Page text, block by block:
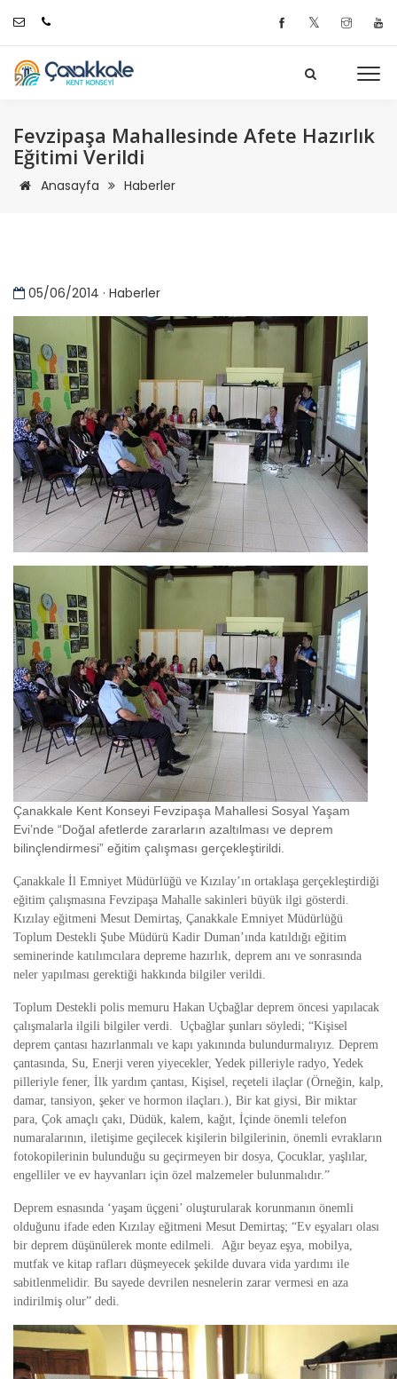
𝕏
Fevzipaşa Mahallesinde Afete Hazırlık
Eğitimi Verildi
Anasayfa Haberler
05/06/2014 · Haberler
Çanakkale Kent Konseyi Fevzipaşa Mahallesi Sosyal Yaşam
Evi’nde “Doğal afetlerde zararların azaltılması ve deprem
bilinçlendirmesi” eğitim çalışması gerçekleştirildi.
Çanakkale İl Emniyet Müdürlüğü ve Kızılay’ın ortaklaşa gerçekleştirdiği
eğitim çalışmasına Fevzipaşa Mahalle sakinleri büyük ilgi gösterdi.
Kızılay eğitmeni Mesut Demirtaş, Çanakkale Emniyet Müdürlüğü
Toplum Destekli Şube Müdürü Kadir Duman’ında katıldığı eğitim
seminerinde katılımcılara depreme hazırlık, deprem anı ve sonrasında
neler yapılması gerektiği hakkında bilgiler verildi.
Toplum Destekli polis memuru Hakan Uçbağlar deprem öncesi yapılacak
çalışmalarla ilgili bilgiler verdi. Uçbağlar şunları söyledi; “Kişisel
deprem çantası hazırlanmalı ve kapı yakınında bulundurmalıyız. Deprem
çantasında, Su, Enerji veren yiyecekler, Yedek pilleriyle radyo, Yedek
pilleriyle fener, İlk yardım çantası, Kişisel, reçeteli ilaçlar (Örneğin, kalp,
damar, tansiyon, şeker ve hormon ilaçları.), Bir kat giysi, Bir miktar
para, Çok amaçlı çakı, Düdük, kalem, kağıt, İçinde önemli telefon
numaralarının, iletişime geçilecek kişilerin bilgilerinin, önemli evrakların
fotokopilerinin bulunduğu su geçirmeyen bir dosya, Çocuklar, yaşlılar,
engelliler ve ev hayvanları için özel malzemeler bulunmalıdır.”
Deprem esnasında ‘yaşam üçgeni’ oluşturularak korunmanın önemli
olduğunu ifade eden Kızılay eğitmeni Mesut Demirtaş; “Ev eşyaları olası
bir deprem düşünülerek monte edilmeli. Ağır beyaz eşya, mobilya,
mutfak ve kitap rafları düşmeyecek şekilde duvara vida yardımı ile
sabitlenmelidir. Bu sayede devrilen nesnelerin zarar vermesi en aza
indirilmiş olur” dedi.